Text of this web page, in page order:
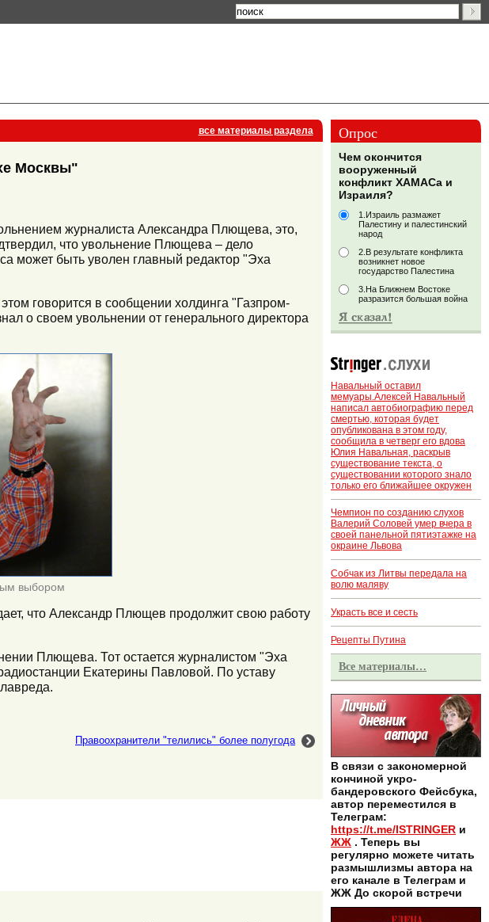
все материалы раздела
Москвы"
журналиста Александра Плющева, это,
что увольнение Плющева – дело
может быть уволен главный редактор "Эха
говорится в сообщении холдинга "Газпром-
о своем увольнении от генерального директора
выбором
что Александр Плющев продолжит свою работу
Плющева. Тот остается журналистом "Эха
Екатерины Павловой. По уставу
Правоохранители "телились" более полугода
Опрос
Чем окончится
вооруженный
конфликт ХАМАСа и
Израиля?
1.Израиль размажет
Палестину и палестинский
народ
2.В результате конфликта
возникнет новое
государство Палестина
3.На Ближнем Востоке
разразится большая война
Навальный оставил
мемуары.Алексей Навальный
написал автобиографию перед
смертью, которая будет
опубликована в этом году,
сообщила в четверг его вдова
Юлия Навальная, раскрыв
существование текста, о
существовании которого знало
только его ближайшее окружен
Чемпион по созданию слухов
Валерий Соловей умер вчера в
своей панельной пятиэтажке на
окраине Львова
Собчак из Литвы передала на
волю маляву
Украсть все и сесть
Рецепты Путина
Все материалы…
В связи с закономерной
кончиной укро-
бандеровского Фейсбука,
автор переместился в
Телеграм:
https://t.me/ISTRINGER и
ЖЖ . Теперь вы
регулярно можете читать
размышлизмы автора на
его канале в Телеграм и
ЖЖ До скорой встречи